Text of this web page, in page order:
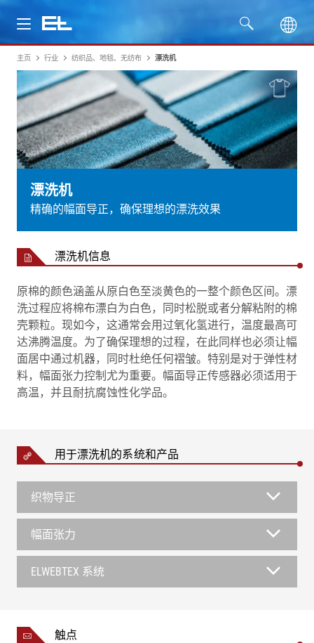
产品
行业
服务
公司
主页 行业 纺织品、地毯、无纺布 漂洗机
漂洗机
精确的幅面导正，确保理想的漂洗效果
漂洗机信息
原棉的颜色涵盖从原白色至淡黄色的一整个颜色区间。漂
洗过程应将棉布漂白为白色，同时松脱或者分解粘附的棉
壳颗粒。现如今，这通常会用过氧化氢进行，温度最高可
达沸腾温度。为了确保理想的过程，在此同样也必须让幅
面居中通过机器，同时杜绝任何褶皱。特别是对于弹性材
料，幅面张力控制尤为重要。幅面导正传感器必须适用于
高温，并且耐抗腐蚀性化学品。
用于漂洗机的系统和产品
织物导正
幅面张力
ELWEBTEX 系统
触点